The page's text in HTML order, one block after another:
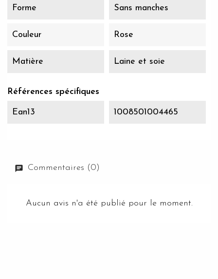
Forme Sans manches
Couleur Rose
Matière Laine et soie
Références spécifiques
Ean13 1008501004465
Commentaires (0)
Aucun avis n'a été publié pour le moment.